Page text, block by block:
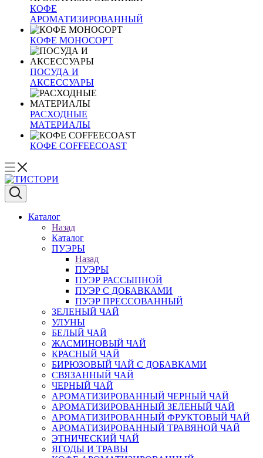
КОФЕ
АРОМАТИЗИРОВАННЫЙ
КОФЕ МОНОСОРТ
ПОСУДА И
АКСЕССУАРЫ
РАСХОДНЫЕ
МАТЕРИАЛЫ
КОФЕ COFFEECOAST
Каталог
Назад
Каталог
ПУЭРЫ
Назад
ПУЭРЫ
ПУЭР РАССЫПНОЙ
ПУЭР С ДОБАВКАМИ
ПУЭР ПРЕССОВАННЫЙ
ЗЕЛЕНЫЙ ЧАЙ
УЛУНЫ
БЕЛЫЙ ЧАЙ
ЖАСМИНОВЫЙ ЧАЙ
КРАСНЫЙ ЧАЙ
БИРЮЗОВЫЙ ЧАЙ С ДОБАВКАМИ
СВЯЗАННЫЙ ЧАЙ
ЧЕРНЫЙ ЧАЙ
АРОМАТИЗИРОВАННЫЙ ЧЕРНЫЙ ЧАЙ
АРОМАТИЗИРОВАННЫЙ ЗЕЛЕНЫЙ ЧАЙ
АРОМАТИЗИРОВАННЫЙ ФРУКТОВЫЙ ЧАЙ
АРОМАТИЗИРОВАННЫЙ ТРАВЯНОЙ ЧАЙ
ЭТНИЧЕСКИЙ ЧАЙ
ЯГОДЫ И ТРАВЫ